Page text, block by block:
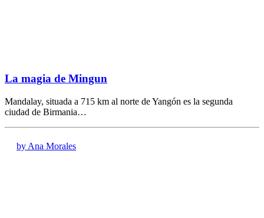
La magia de Mingun
Mandalay, situada a 715 km al norte de Yangón es la segunda
ciudad de Birmania…
by Ana Morales